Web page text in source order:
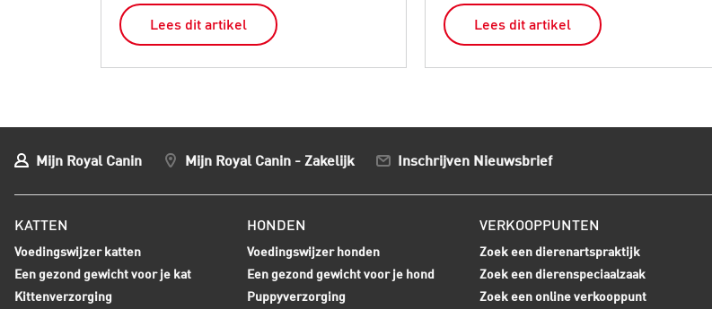
Lees dit artikel Lees dit artikel
Mijn Royal Canin Mijn Royal Canin - Zakelijk Inschrijven Nieuwsbrief
KATTEN
Voedingswijzer katten
Een gezond gewicht voor je kat
Kittenverzorging
HONDEN
Voedingswijzer honden
Een gezond gewicht voor je hond
Puppyverzorging
VERKOOPPUNTEN
Zoek een dierenartspraktijk
Zoek een dierenspeciaalzaak
Zoek een online verkooppunt